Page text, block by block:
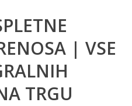
| VSE
TRGU